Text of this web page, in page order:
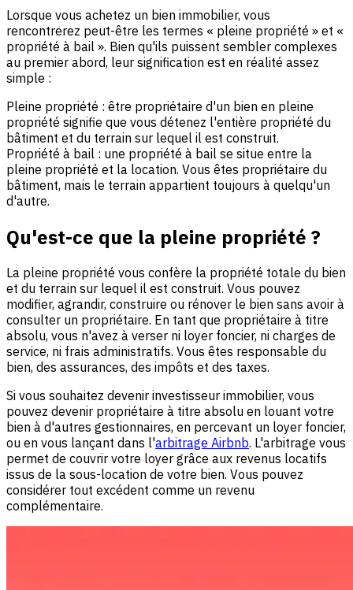
Lorsque vous achetez un bien immobilier, vous
rencontrerez peut-être les termes « pleine propriété » et «
propriété à bail ». Bien qu'ils puissent sembler complexes
au premier abord, leur signification est en réalité assez
simple :
Pleine propriété : être propriétaire d'un bien en pleine
propriété signifie que vous détenez l'entière propriété du
bâtiment et du terrain sur lequel il est construit.
Propriété à bail : une propriété à bail se situe entre la
pleine propriété et la location. Vous êtes propriétaire du
bâtiment, mais le terrain appartient toujours à quelqu'un
d'autre.
Qu'est-ce que la pleine propriété ?
La pleine propriété vous confère la propriété totale du bien
et du terrain sur lequel il est construit. Vous pouvez
modifier, agrandir, construire ou rénover le bien sans avoir à
consulter un propriétaire. En tant que propriétaire à titre
absolu, vous n'avez à verser ni loyer foncier, ni charges de
service, ni frais administratifs. Vous êtes responsable du
bien, des assurances, des impôts et des taxes.
Si vous souhaitez devenir investisseur immobilier, vous
pouvez devenir propriétaire à titre absolu en louant votre
bien à d'autres gestionnaires, en percevant un loyer foncier,
ou en vous lançant dans l'arbitrage Airbnb. L'arbitrage vous
permet de couvrir votre loyer grâce aux revenus locatifs
issus de la sous-location de votre bien. Vous pouvez
considérer tout excédent comme un revenu
complémentaire.